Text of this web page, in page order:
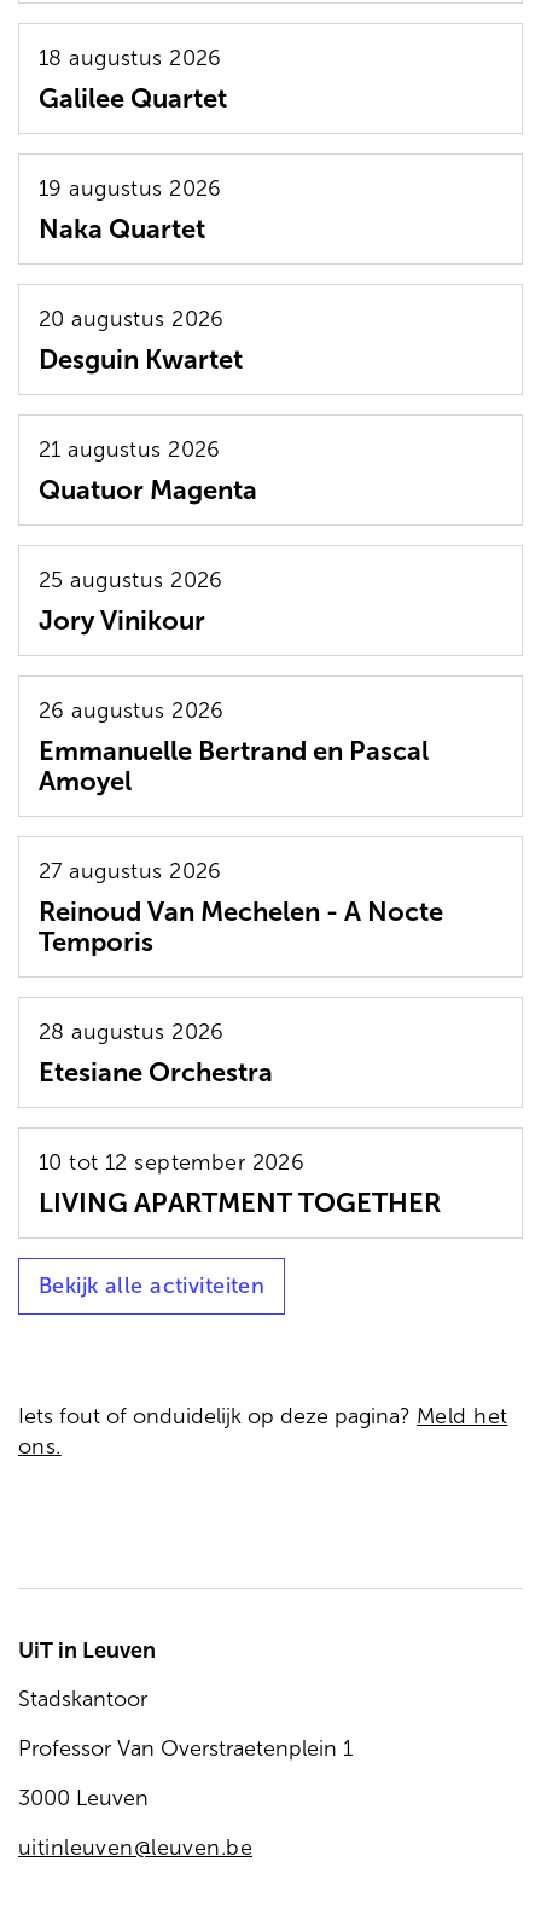
18 augustus 2026
Galilee Quartet
19 augustus 2026
Naka Quartet
20 augustus 2026
Desguin Kwartet
21 augustus 2026
Quatuor Magenta
25 augustus 2026
Jory Vinikour
26 augustus 2026
Emmanuelle Bertrand en Pascal
Amoyel
27 augustus 2026
Reinoud Van Mechelen - A Nocte
Temporis
28 augustus 2026
Etesiane Orchestra
10 tot 12 september 2026
LIVING APARTMENT TOGETHER
Bekijk alle activiteiten
Iets fout of onduidelijk op deze pagina? Meld het
ons.
UiT in Leuven
Stadskantoor
Professor Van Overstraetenplein 1
3000 Leuven
uitinleuven@leuven.be